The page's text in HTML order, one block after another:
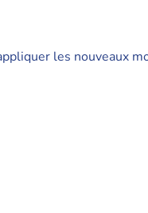
les nouveaux